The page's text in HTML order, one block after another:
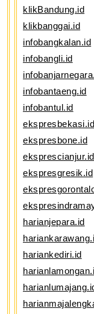
klikBandung.id
klikbanggai.id
infobangkalan.id
infobangli.id
infobantaeng.id
infobantul.id
ekspresbekasi.id
ekspresbone.id
eksprescianjur.id
ekspresgresik.id
harianjepara.id
hariankediri.id